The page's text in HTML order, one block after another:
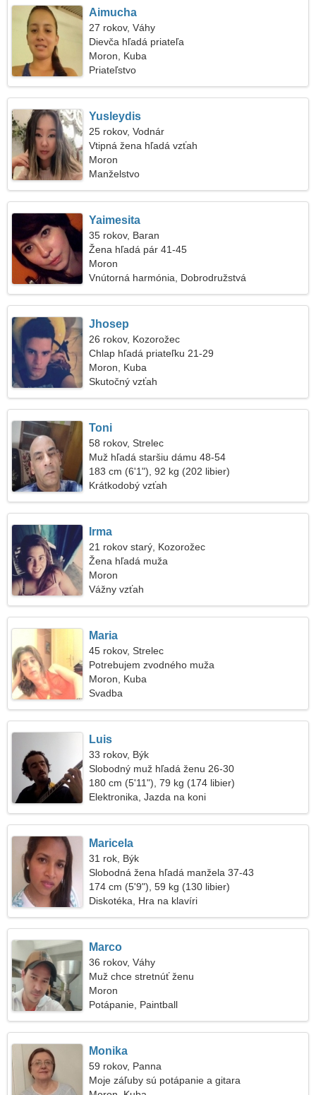
Aimucha
27 rokov, Váhy
Dievča hľadá priateľa
Moron, Kuba
Priateľstvo
Yusleydis
25 rokov, Vodnár
Vtipná žena hľadá vzťah
Moron
Manželstvo
Yaimesita
35 rokov, Baran
Žena hľadá pár 41-45
Moron
Vnútorná harmónia, Dobrodružstvá
Jhosep
26 rokov, Kozorožec
Chlap hľadá priateľku 21-29
Moron, Kuba
Skutočný vzťah
Toni
58 rokov, Strelec
Muž hľadá staršiu dámu 48-54
183 cm (6'1"), 92 kg (202 libier)
Krátkodobý vzťah
Irma
21 rokov starý, Kozorožec
Žena hľadá muža
Moron
Vážny vzťah
Maria
45 rokov, Strelec
Potrebujem zvodného muža
Moron, Kuba
Svadba
Luis
33 rokov, Býk
Slobodný muž hľadá ženu 26-30
180 cm (5'11"), 79 kg (174 libier)
Elektronika, Jazda na koni
Maricela
31 rok, Býk
Slobodná žena hľadá manžela 37-43
174 cm (5'9"), 59 kg (130 libier)
Diskotéka, Hra na klavíri
Marco
36 rokov, Váhy
Muž chce stretnúť ženu
Moron
Potápanie, Paintball
Monika
59 rokov, Panna
Moje záľuby sú potápanie a gitara